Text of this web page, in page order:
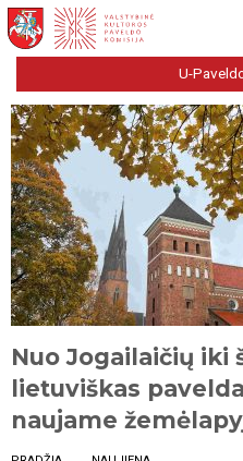
U-
Nuo Jogailaičių iki
lietuviškas
naujame